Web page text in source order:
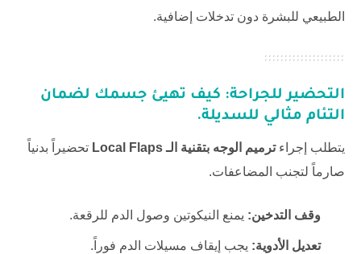
الطبيعي للبشرة دون تدخلات إضافية.
التحضير للجراحة: كيف تهيئ جسمك لضمان
التئام مثالي للسديلة.
يتطلب إجراءترميم الوجه بتقنية الـ Local Flaps
تحضيراً بدنياً
صارماً لتجنب المضاعفات.
وقف التدخين: يمنع النيكوتين وصول الدم للرقعة.
تعديل الأدوية: يجب إيقاف مسيلات الدم فوراً.